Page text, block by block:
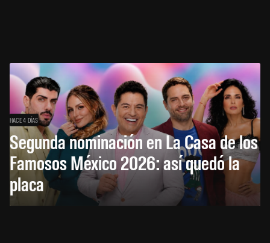
HACE 4 DÍAS
Segunda nominación en La Casa de los
Famosos México 2026: así quedó la
placa